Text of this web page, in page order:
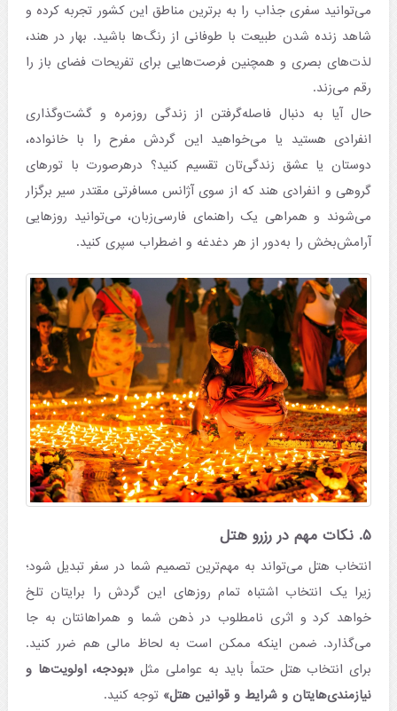
می‌توانید سفری جذاب را به برترین مناطق این کشور تجربه کرده و
شاهد زنده شدن طبیعت با طوفانی از رنگ‌ها باشید. بهار در هند،
لذت‌های بصری و همچنین فرصت‌هایی برای تفریحات فضای باز را
رقم می‌زند.
حال آیا به دنبال فاصله‌گرفتن از زندگی روزمره و گشت‌و‌گذاری
انفرادی هستید یا می‌خواهید این گردش مفرح را با خانواده،
دوستان یا عشق زندگی‌تان تقسیم کنید؟ درهرصورت با تورهای
گروهی و انفرادی هند که از سوی آژانس مسافرتی مقتدر سیر برگزار
می‌شوند و همراهی یک راهنمای فارسی‌زبان، می‌توانید روزهایی
آرامش‌بخش را به‌دور از هر دغدغه و اضطراب سپری کنید.
۵. نکات مهم در رزرو هتل‌
انتخاب هتل می‌تواند به مهم‌ترین تصمیم شما در سفر تبدیل شود؛
زیرا یک انتخاب اشتباه تمام روزهای این گردش را برایتان تلخ
خواهد کرد و اثری نامطلوب در ذهن شما و همراهانتان به جا
می‌گذارد. ضمن اینکه ممکن است به لحاظ مالی هم ضرر کنید.
برای انتخاب هتل حتماً باید به عواملی مثل «بودجه، اولویت‌ها و
نیازمندی‌هایتان و شرایط و قوانین هتل» توجه کنید.